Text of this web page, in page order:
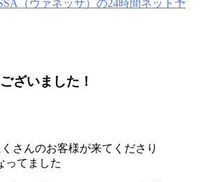
ざいました！
さんのお客様が来てくださり
ってました